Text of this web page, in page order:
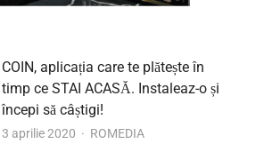
COIN, aplicația care te plătește în
timp ce STAI ACASĂ. Instaleaz-o și
începi să câștigi!
3 aprilie 2020 Author
ROMEDIA